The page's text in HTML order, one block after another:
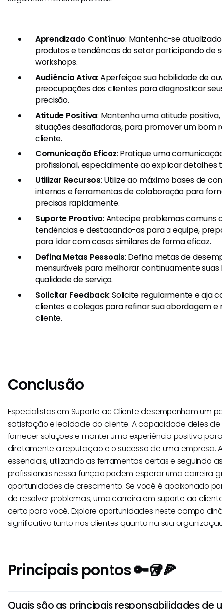
Aprendizado Contínuo: Mantenha-se
produtos e tendências do setor participando de
workshops.
Audiência Ativa: Aperfeiçoe sua habilidade de
preocupações dos clientes para diagnosticar
precisão.
Atitude Positiva: Mantenha uma atitude
situações desafiadoras, para promover um bom
cliente.
Comunicação Eficaz: Pratique uma
profissional, especialmente ao explicar detalhes
Utilizar Recursos: Utilize ao máximo bases de
internos e ferramentas de colaboração para
precisas rapidamente.
Suporte Proativo: Antecipe problemas comuns
tendências e destacando-as para a equipe,
para lidar com casos similares de forma eficaz.
Defina Metas Pessoais: Defina metas de
mensuráveis para melhorar continuamente suas
qualidade de serviço.
Solicitar Feedback: Solicite regularmente e aja
clientes e colegas para refinar sua abordagem e
cliente.
Conclusão
Especialistas em Suporte ao Cliente desempenham um
satisfação e lealdade do cliente. A capacidade deles de
fornecer soluções e manter uma experiência positiva
diretamente a reputação e o sucesso de uma empresa.
essenciais, utilizando as ferramentas certas e seguindo
profissionais nessa função podem esperar uma carreira
oportunidades de crescimento. Se você é apaixonado
de resolver problemas, uma carreira em suporte ao
certo para você. Explore oportunidades neste campo
significativo tanto nos clientes quanto na sua
Principais pontos 🔑🥡🍕
Quais são as principais responsabilidades de